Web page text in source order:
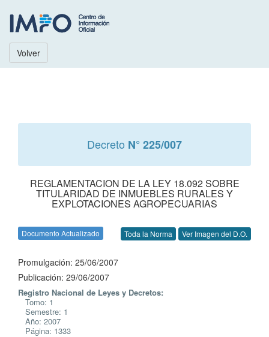
Volver
Decreto N° 225/007
REGLAMENTACION DE LA LEY 18.092 SOBRE
TITULARIDAD DE INMUEBLES RURALES Y
EXPLOTACIONES AGROPECUARIAS
Documento Actualizado Toda la Norma Ver Imagen del D.O.
Promulgación: 25/06/2007
Publicación: 29/06/2007
Registro Nacional de Leyes y Decretos:
Tomo: 1
Semestre: 1
Año: 2007
Página: 1333